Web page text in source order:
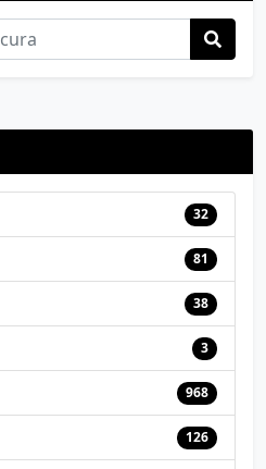
32
81
38
3
968
126